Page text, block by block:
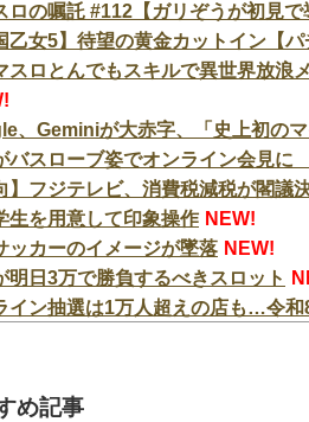
ロの嘱託 #112【ガリぞうが初見で
乙女5】待望の黄金カットイン【パ
スロとんでもスキルで異世界放浪
、Geminiが大赤字、「史上初の
バスローブ姿でオンライン会見に
】フジテレビ、消費税減税が閣
生を用意して印象操作 NEW!
ッカーのイメージが墜落 NEW!
明日3万で勝負するべきスロット
イン抽選は1万人超えの店も…令和
機価格230万円】スマスロSAO2
め記事